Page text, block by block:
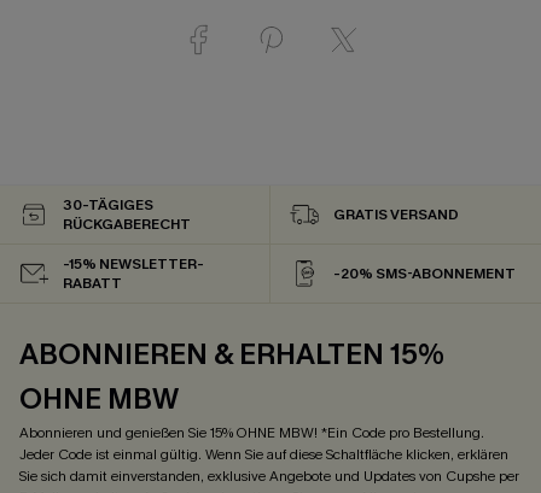
30-TÄGIGES
RÜCKGABERECHT
GRATIS VERSAND
-15% NEWSLETTER-
RABATT
-20% SMS-ABONNEMENT
ABONNIEREN & ERHALTEN 15%
OHNE MBW
Abonnieren und genießen Sie 15% OHNE MBW! *Ein Code pro Bestellung.
Jeder Code ist einmal gültig. Wenn Sie auf diese Schaltfläche klicken, erklären
Sie sich damit einverstanden, exklusive Angebote und Updates von Cupshe per